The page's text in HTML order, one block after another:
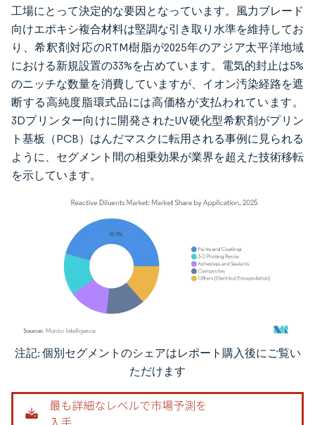
工場にとって決定的な要因となっています。風力ブレード
向けエポキシ複合材料は堅調な引き取り水準を維持してお
り、希釈剤対応のRTM樹脂が2025年のアジア太平洋地域
における新規設置の33%を占めています。電気的封止は5%
のニッチな数量を消費していますが、イオン汚染経路を遮
断する高純度脂環式品には高価格が支払われています。
3Dプリンター向けに開発されたUV硬化型希釈剤がプリン
ト基板（PCB）はんだマスクに転用される事例に見られる
ように、セグメント間の相乗効果が業界を超えた技術移転
を示しています。
画像 © Mordor Intelligence。再利用にはCC BY 4.0の表示が必要です。
注記: 個別セグメントのシェアはレポート購入後にご覧い
ただけます